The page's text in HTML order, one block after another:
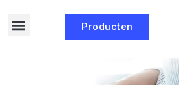
Producten